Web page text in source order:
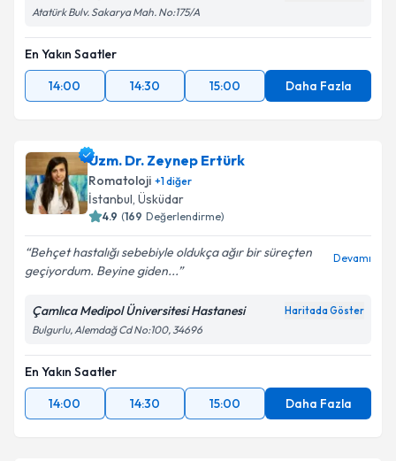
Atatürk Bulv. Sakarya Mah. No:175/A
En Yakın Saatler
14:00
14:30 15:00 Daha Fazla
Uzm. Dr. Zeynep Ertürk
Romatoloji +1diğer
İstanbul, Üsküdar
4.9 (169 Değerlendirme)
Behçet hastalığı sebebiyle oldukça ağır bir süreçten
geçiyordum. Beyine giden...
Devamı
Çamlıca Medipol Üniversitesi Hastanesi Haritada Göster
Bulgurlu, Alemdağ Cd No:100, 34696
En Yakın Saatler
14:00
14:30 15:00 Daha Fazla